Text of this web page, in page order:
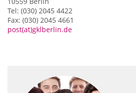
Tel: (030) 2045 4422
Fax: (030) 2045 4661
post(at)gklberlin.de